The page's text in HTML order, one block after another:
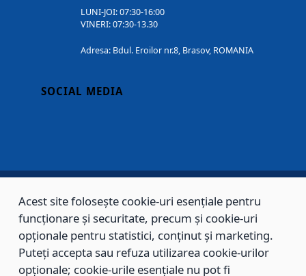
LUNI-JOI: 07:30-16:00
VINERI: 07:30-13.30
Adresa: Bdul. Eroilor nr.8, Brasov, ROMANIA
SOCIAL MEDIA
Copyright © 2002 - 2026 - PRIMĂRIA MUNICIPIULUI BRAȘOV, toate drepturile
rezervate.
Sitemap Contact
Acest site folosește cookie-uri esențiale pentru
funcționare și securitate, precum și cookie-uri
opționale pentru statistici, conținut și marketing.
Puteți accepta sau refuza utilizarea cookie-urilor
opționale; cookie-urile esențiale nu pot fi